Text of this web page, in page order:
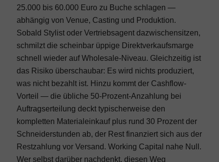
25.000 bis 60.000 Euro zu Buche schlagen —
abhängig von Venue, Casting und Produktion.
Sobald Stylist oder Vertriebsagent dazwischensitzen,
schmilzt die scheinbar üppige Direktverkaufsmarge
schnell wieder auf Wholesale-Niveau. Gleichzeitig ist
das Risiko überschaubar: Es wird nichts produziert,
was nicht bezahlt ist. Hinzu kommt der Cashflow-
Vorteil — die übliche 50-Prozent-Anzahlung bei
Auftragserteilung deckt typischerweise den
kompletten Materialeinkauf plus rund 30 Prozent der
Schneiderstunden ab, der Rest finanziert sich aus der
Restzahlung vor Versand. Working Capital nahe Null.
Wer selbst darüber nachdenkt, diesen Weg